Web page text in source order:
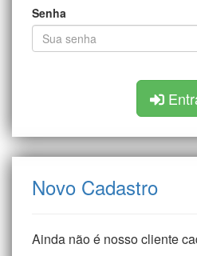
Senha
Novo Cadastro
Ainda não é nosso cliente